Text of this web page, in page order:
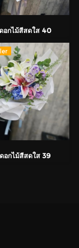
อกไม้สีสดใส 40
อกไม้สีสดใส 39